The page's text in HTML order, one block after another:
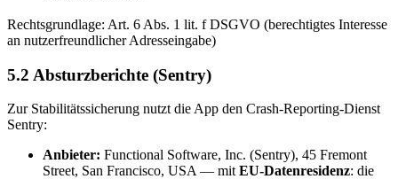
Rechtsgrundlage: Art. 6 Abs. 1 lit. f DSGVO (berechtigtes Interesse
an nutzerfreundlicher Adresseingabe)
5.2 Absturzberichte (Sentry)
Zur Stabilitätssicherung nutzt die App den Crash-Reporting-Dienst
Sentry:
Anbieter: Functional Software, Inc. (Sentry), 45 Fremont
Street, San Francisco, USA — mitEU-Datenresidenz: die